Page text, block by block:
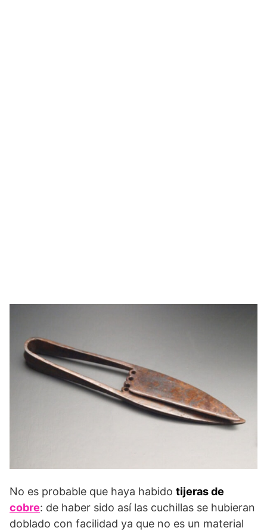
No es probable que haya habido tijeras de
cobre: de haber sido así las cuchillas se hubieran
doblado con facilidad ya que no es un material